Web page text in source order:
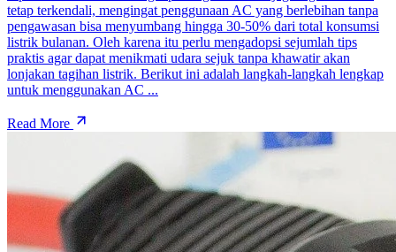
tetap terkendali, mengingat penggunaan AC yang berlebihan tanpa
pengawasan bisa menyumbang hingga 30-50% dari total konsumsi
listrik bulanan. Oleh karena itu perlu mengadopsi sejumlah tips
praktis agar dapat menikmati udara sejuk tanpa khawatir akan
lonjakan tagihan listrik. Berikut ini adalah langkah-langkah lengkap
untuk menggunakan AC ...
Read More